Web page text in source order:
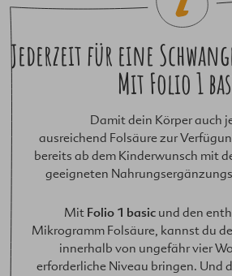
Jederzeit für eine
Mit Folio 1
Damit dein Körper auch
ausreichend Folsäure zur
bereits ab dem Kinderwunsch mit
geeigneten
Mit Folio 1 basic und den
Mikrogramm Folsäure, kannst du
innerhalb von ungefähr vier
erforderliche Niveau bringen. Und